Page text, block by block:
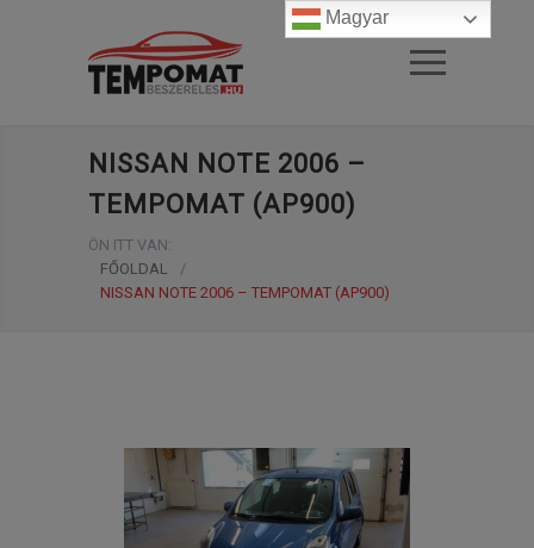
NISSAN NOTE 2006 –
TEMPOMAT (AP900)
ÖN ITT VAN:
FŐOLDAL
/
NISSAN NOTE 2006 – TEMPOMAT (AP900)
Magyar